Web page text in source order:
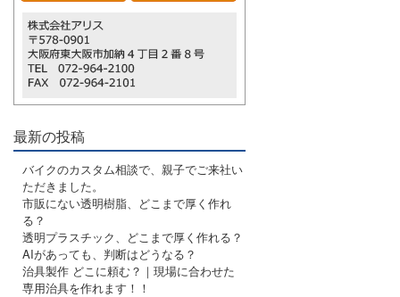
最新の投稿
バイクのカスタム相談で、親子でご来社い
ただきました。
市販にない透明樹脂、どこまで厚く作れ
る？
透明プラスチック、どこまで厚く作れる？
AIがあっても、判断はどうなる？
治具製作 どこに頼む？｜現場に合わせた
専用治具を作れます！！